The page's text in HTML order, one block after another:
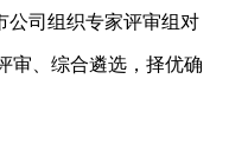
司组织专家评审组对
审、综合遴选，择优确